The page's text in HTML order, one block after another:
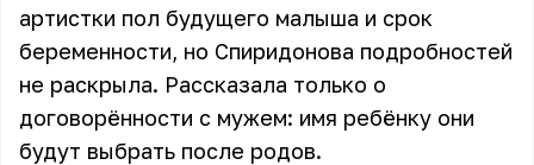
артистки пол будущего малыша и срок
беременности, но Спиридонова подробностей
не раскрыла. Рассказала только о
договорённости с мужем: имя ребёнку они
будут выбрать после родов.